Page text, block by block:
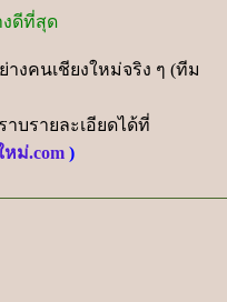
งดีที่สุด
งคนเชียงใหม่จริง ๆ (ทีม
บรายละเอียดได้ที่
ม่.com )